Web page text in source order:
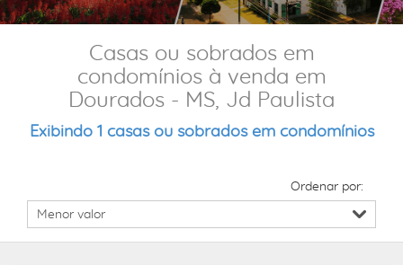
Casas ou sobrados em
condomínios à venda em
Dourados - MS, Jd Paulista
Exibindo 1 casas ou sobrados em condomínios
Ordenar por: